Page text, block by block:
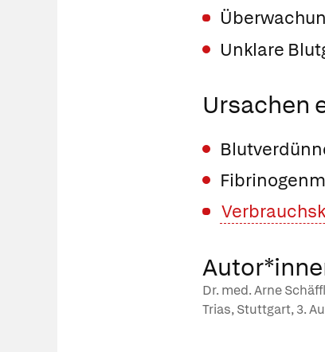
Unklare
Ursachen
Dr. med. Arne
Trias, Stuttgart, 3.